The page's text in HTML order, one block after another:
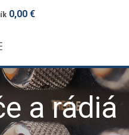
0,00 €
a rádiá